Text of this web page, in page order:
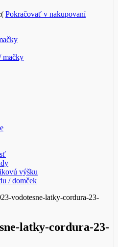
Pokračovať v nakupovaní
mačky
výšku
/ domček
vodotesne-latky-cordura-23-
latky-cordura-23-